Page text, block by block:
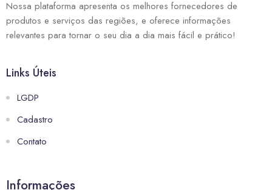
Nossa plataforma apresenta os melhores fornecedores de
produtos e serviços das regiões, e oferece informações
relevantes para tornar o seu dia a dia mais fácil e prático!
Links Úteis
LGDP
Cadastro
Contato
Informações